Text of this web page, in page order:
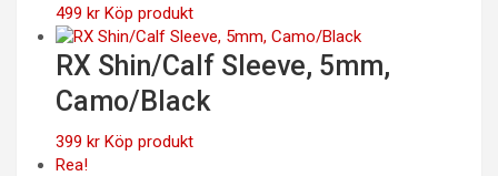
499 kr Köp produkt
RX Shin/Calf Sleeve, 5mm,
Camo/Black
399 kr Köp produkt
Rea!